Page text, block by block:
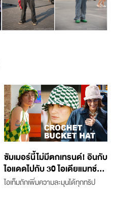
ซัมเมอร์นี้ไม่มีตกเทรนด์! อินกับ
ไอแดดไปกับ 30 ไอเดียแมทช์...
ไอเท็มถักเพิ่มความละมุนได้ทุกทริป